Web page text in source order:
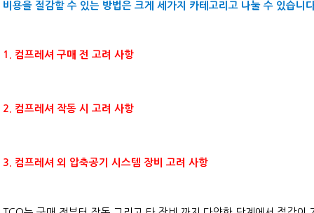
비용을 절감할 수 있는 방법은 크게 세가지 카테고리고 나눌 수 있습니
1. 컴프레셔 구매 전 고려 사항
2. 컴프레셔 작동 시 고려 사항
3. 컴프레셔 외 압축공기 시스템 장비 고려 사항